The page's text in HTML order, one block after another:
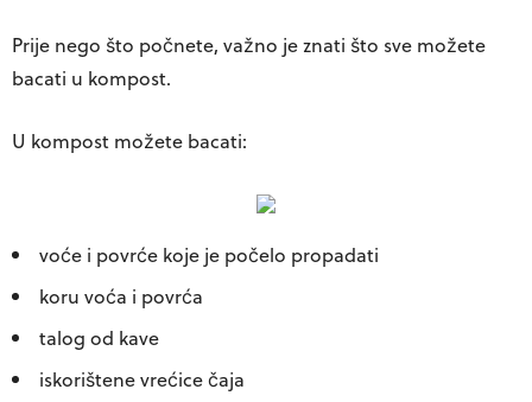
Prije nego što počnete, važno je znati što sve možete
bacati u kompost.
U kompost možete bacati:
voće i povrće koje je počelo propadati
koru voća i povrća
talog od kave
iskorištene vrećice čaja